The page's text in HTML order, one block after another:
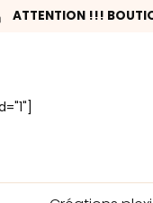
ATTENTION !!!